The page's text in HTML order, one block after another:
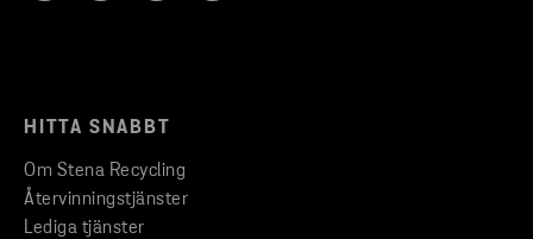
HITTA SNABBT
Om Stena Recycling
Återvinningstjänster
Lediga tjänster